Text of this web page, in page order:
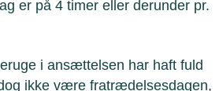
er på 4 timer eller derunder pr.
i ansættelsen har haft fuld
ikke være fratrædelsesdagen,